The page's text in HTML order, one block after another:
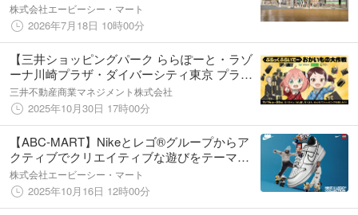
株式会社エービーシー・マート
2026年7月18日 10時00分
【三井ショッピングパーク ららぽーと・ラゾ
ーナ川崎プラザ・ダイバーシティ東京 プラザ
共通】「ぶらっくふらいでー おかいもの大作
戦」開催！
三井不動産商業マネジメント株式会社
2025年10月30日 17時00分
【ABC-MART】Nikeとレゴ®グループからア
クティブでクリエイティブな遊びをテーマ
に、魅力的な体験イベントと新商品を発表
2025年10月17日(金)よりABC-MARTにて発売
開始
株式会社エービーシー・マート
2025年10月16日 12時00分